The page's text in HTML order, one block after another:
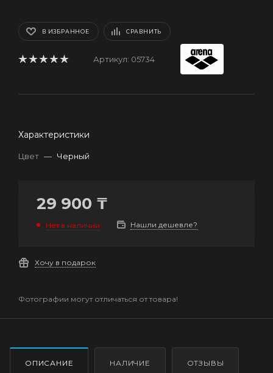
В ИЗБРАННОЕ СРАВНИТЬ
Артикул: 05734
Характеристики
Цвет — Черный
29 900 ₸
Нет в наличии Нашли дешевле?
Хочу в подарок
Фотографии могут отличаться от товара!
ОПИСАНИЕ НАЛИЧИЕ ОТЗЫВЫ